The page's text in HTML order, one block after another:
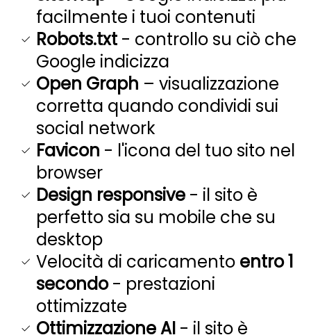
facilmente i tuoi contenuti
Robots.txt - controllo su ciò che
Google indicizza
Open Graph – visualizzazione
corretta quando condividi sui
social network
Favicon - l'icona del tuo sito nel
browser
Design responsive - il sito è
perfetto sia su mobile che su
desktop
Velocità di caricamento entro 1
secondo- prestazioni
ottimizzate
Ottimizzazione AI - il sito è